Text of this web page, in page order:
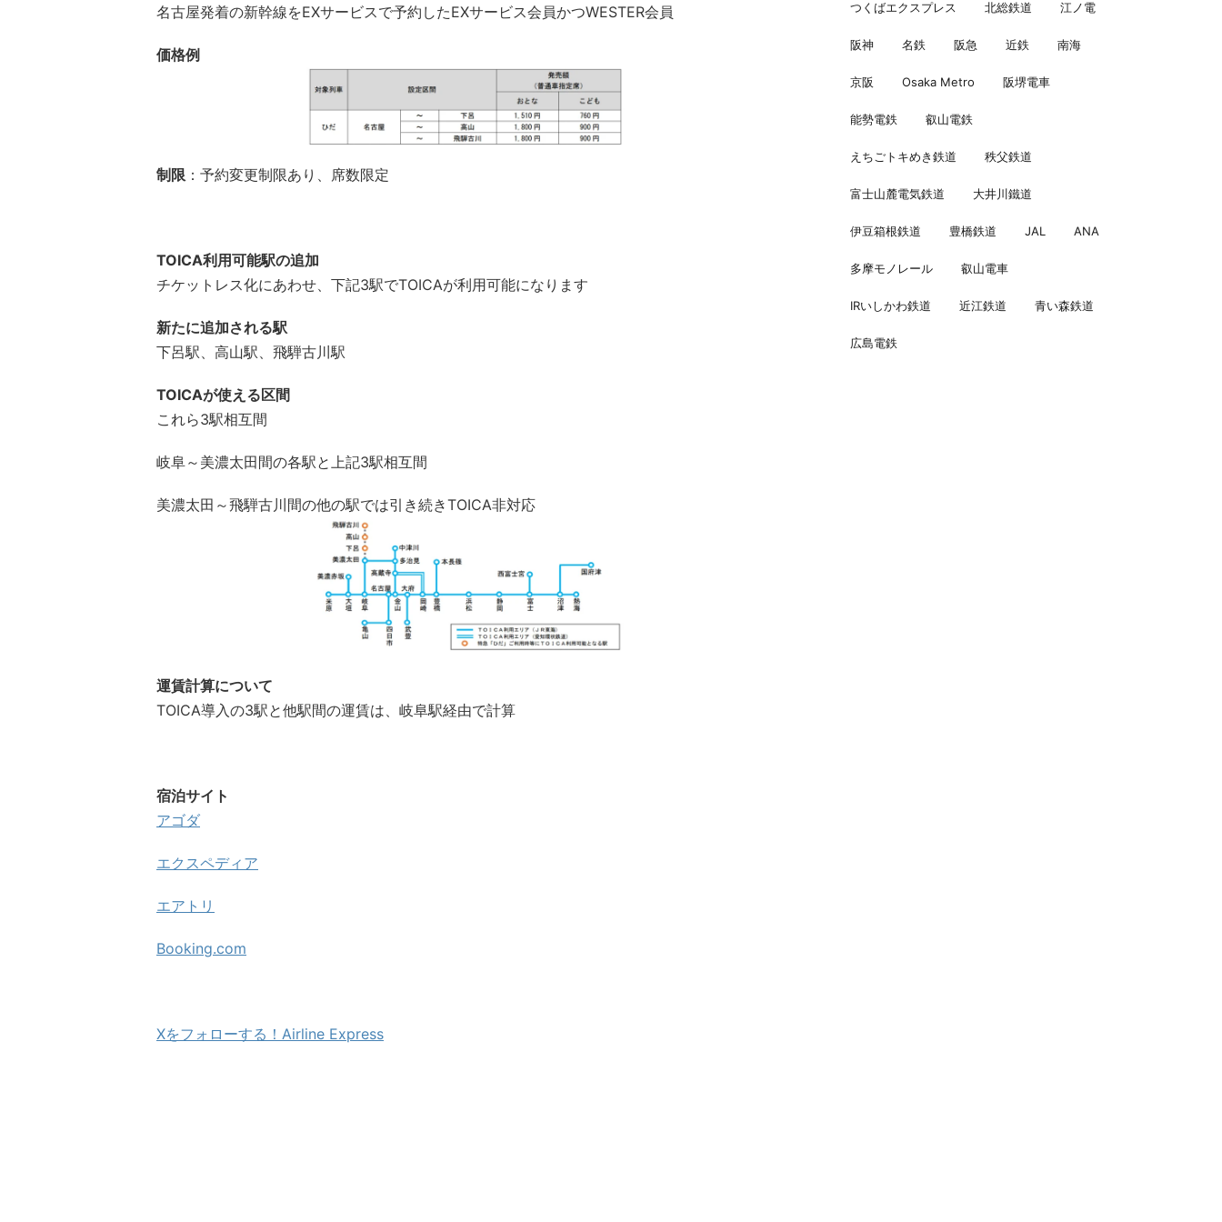
名古屋発着の新幹線をEXサービスで予約したEXサービス会員かつWESTER会員
価格例
制限 ：予約変更制限あり、席数限定
TOICA利用可能駅の追加
チケットレス化にあわせ、下記3駅でTOICAが利用可能になります
新たに追加される駅
下呂駅、高山駅、飛騨古川駅
TOICAが使える区間
これら3駅相互間
岐阜～美濃太田間の各駅と上記3駅相互間
美濃太田～飛騨古川間の他の駅では引き続きTOICA非対応
運賃計算について
TOICA導入の3駅と他駅間の運賃は、岐阜駅経由で計算
宿泊サイト
アゴダ
エクスペディア
エアトリ
Booking.com
Xをフォローする！Airline Express
つくばエクスプレス 北総鉄道 江ノ電
阪神 名鉄 阪急 近鉄 南海
京阪 Osaka Metro 阪堺電車
能勢電鉄 叡山電鉄
えちごトキめき鉄道 秩父鉄道
富士山麓電気鉄道 大井川鐵道
伊豆箱根鉄道 豊橋鉄道 JAL ANA
多摩モノレール 叡山電車
IRいしかわ鉄道 近江鉄道 青い森鉄道
広島電鉄